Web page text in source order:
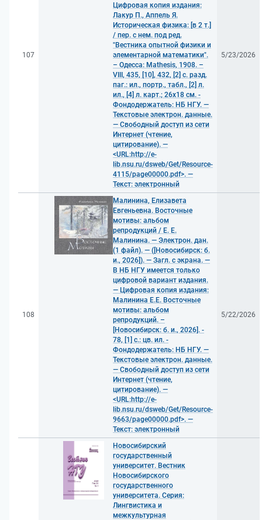
107
Цифровая копия издания:
Лакур П., Аппель Я.
Историческая физика: [в 2 т.]
/ пер. с нем. под ред.
"Вестника опытной физики и
элементарной математики".
– Одесса: Mathesis, 1908. –
VIII, 435, [10], 432, [2] с. разд.
паг.: ил., портр., табл., [2] л.
ил., [4] л. карт.; 26x18 см. -
Фондодержатель: НБ НГУ. —
Текстовые электрон. данные.
— Свободный доступ из сети
Интернет (чтение,
цитирование). —
<URL:http://e-
lib.nsu.ru/dsweb/Get/Resource-
4115/page00000.pdf>. —
Текст: электронный
5/23/2026
108
Малинина, Елизавета
Евгеньевна. Восточные
мотивы: альбом
репродукций / Е. Е.
Малинина. — Электрон. дан.
(1 файл). — ([Новосибирск: б.
и., 2026]). — Загл. с экрана. —
В НБ НГУ имеется только
цифровой вариант издания.
— Цифровая копия издания:
Малинина Е.Е. Восточные
мотивы: альбом
репродукций. –
[Новосибирск: б. и., 2026]. -
78, [1] с.: цв. ил. -
Фондодержатель: НБ НГУ. —
Текстовые электрон. данные.
— Свободный доступ из сети
Интернет (чтение,
цитирование). —
<URL:http://e-
lib.nsu.ru/dsweb/Get/Resource-
9663/page00000.pdf>. —
Текст: электронный
5/22/2026
Новосибирский
государственный
университет. Вестник
Новосибирского
государственного
университета. Серия:
Лингвистика и
межкультурная